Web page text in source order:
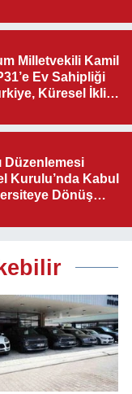
Milletvekili Kamil
Ev Sahipliği
Küresel İklim
Düzenlemesi
Kurulu’nda Kabul
Dönüş